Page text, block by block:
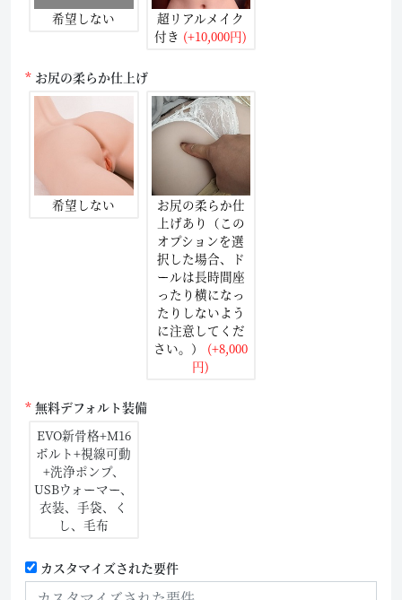
希望しない
超リアルメイク
付き (+10,000円)
お尻の柔らか仕上げ
希望しない
お尻の柔らか仕
上げあり（この
オプションを選
択した場合、ド
ールは長時間座
ったり横になっ
たりしないよう
に注意してくだ
さい。）
(+8,000
円)
無料デフォルト装備
EVO新骨格+M16
ボルト+視線可動
+洗浄ポンプ、
USBウォーマー、
衣装、手袋、く
し、毛布
カスタマイズされた要件